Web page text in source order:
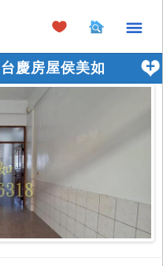
×
慶房屋侯美如